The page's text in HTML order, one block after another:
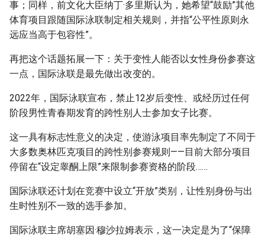
事；同样，前文化大臣纳丁·多里斯认为，她希望“鼓励”其他
体育项目跟随国际泳联制定相关规则，并指“公平性原则永
远应当高于包容性”。
再把这个话题拓展一下：关于变性人能否以女性身份参赛这
一点，国际泳联是最先做出改变的。
2022年，国际泳联宣布，禁止12岁后变性、或经历过任何
阶段男性青春期发育的跨性别人士参加女子比赛。
这一具有标志性意义的决定，使游泳项目率先制定了不同于
大多数奥林匹克项目的跨性别参赛规则——目前大部分项目
停留在“设定睾酮上限”来限制参赛资格的阶段……
国际泳联还计划在竞赛中设立“开放”类别，让性别身份与出
生时性别不一致的选手参加。
国际泳联主席胡塞因·穆沙拉姆表示，这一决定是为了“保障